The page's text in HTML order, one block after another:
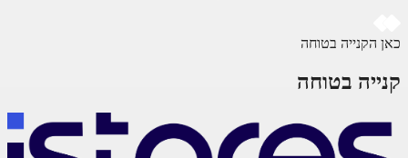
הקנייה בטוחה
בטוחה